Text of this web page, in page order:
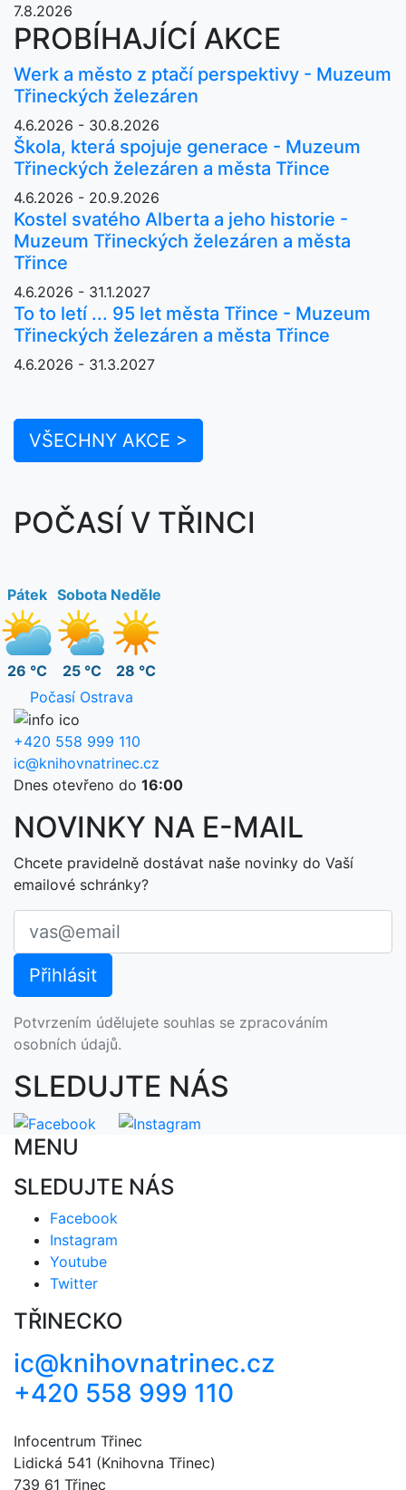
7.8.2026
PROBÍHAJÍCÍ AKCE
Werk a město z ptačí perspektivy - Muzeum
Třineckých železáren
4.6.2026 - 30.8.2026
Škola, která spojuje generace - Muzeum
Třineckých železáren a města Třince
4.6.2026 - 20.9.2026
Kostel svatého Alberta a jeho historie -
Muzeum Třineckých železáren a města
Třince
4.6.2026 - 31.1.2027
To to letí ... 95 let města Třince - Muzeum
Třineckých železáren a města Třince
4.6.2026 - 31.3.2027
VŠECHNY AKCE >
POČASÍ V TŘINCI
Pátek
26 °C
Sobota
25 °C
Neděle
28 °C
Počasí Ostrava
+420 558 999 110
ic@knihovnatrinec.cz
Dnes otevřeno do 16:00
NOVINKY NA E-MAIL
Chcete pravidelně dostávat naše novinky do Vaší
emailové schránky?
Potvrzením údělujete souhlas se zpracováním
osobních údajů.
SLEDUJTE NÁS
MENU
SLEDUJTE NÁS
Facebook
Instagram
Youtube
Twitter
TŘINECKO
ic@knihovnatrinec.cz
+420 558 999 110
Infocentrum Třinec
Lidická 541 (Knihovna Třinec)
739 61 Třinec